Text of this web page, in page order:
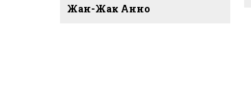
Жан-Жак Анно